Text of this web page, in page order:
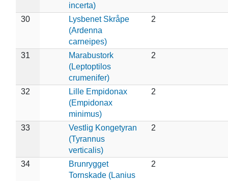
incerta)
30
Lysbenet Skråpe
(Ardenna
carneipes)
2
31
Marabustork
(Leptoptilos
crumenifer)
2
32
Lille Empidonax
(Empidonax
minimus)
2
33
Vestlig Kongetyran
(Tyrannus
verticalis)
2
34
Brunrygget
Tornskade (Lanius
2